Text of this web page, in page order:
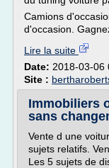
Camions
d'occasion.
Lire la suite
Date: 2018-03-06
Site :
Immobiliers
sans
Vente d une
sujets relatifs.
Les 5 sujets de